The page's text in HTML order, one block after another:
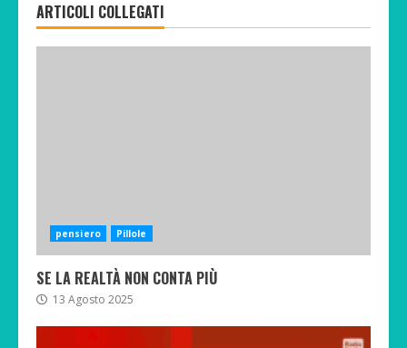
ARTICOLI COLLEGATI
pensiero Pillole
SE LA REALTÀ NON CONTA PIÙ
13 Agosto 2025